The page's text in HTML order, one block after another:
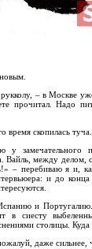
– в Москве
прочитал. Надо
время скопилась туча.
замечательного
Вайль, между делом,
– перебиваю я и,
и до
Испанию и
в сиесту
столицы. Куда
даже